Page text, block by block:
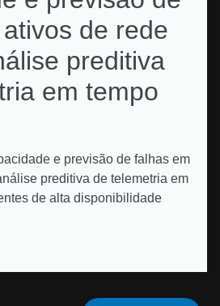
de rede
preditiva
em tempo
e previsão de falhas em
preditiva de telemetria em
de alta disponibilidade